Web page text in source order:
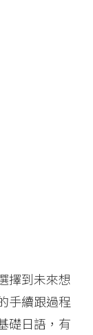
擇到未來想
手續跟過程
礎日語，有